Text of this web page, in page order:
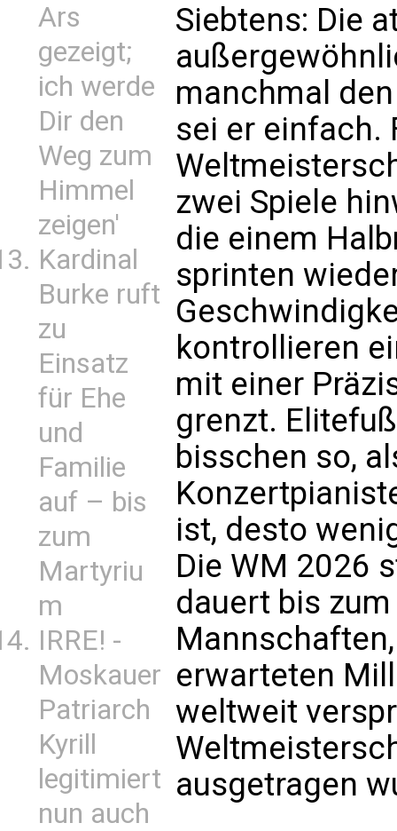
Ars
gezeigt;
ich werde
Dir den
Weg zum
Himmel
zeigen'
Kardinal
Burke ruft
zu
Einsatz
für Ehe
und
Familie
auf – bis
zum
Martyriu
m
IRRE! -
Moskauer
Patriarch
Kyrill
legitimiert
nun auch
Siebtens: Die
manchmal
sei er einfach.
zwei Spiele
die einem
sprinten
kontrollieren
mit einer
grenzt.
bisschen so,
ist, desto
Die WM 2026
dauert bis
erwarteten
weltweit
ausgetragen